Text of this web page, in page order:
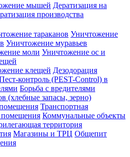
мышей Дератизация на
производства
тараканов Уничтожение
Уничтожение муравьев
моли Уничтожение ос и
клещей Дезодорация
контроль (PEST-Control) в
Борьба с вредителями
(хлебные запасы, зерно)
Транспортная
Коммунальные объекты
территория
Магазины и ТРЦ Общепит